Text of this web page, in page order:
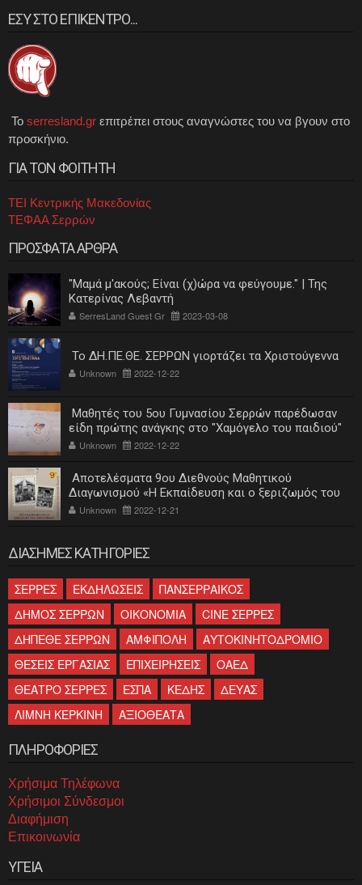
ΕΣΥ ΣΤΟ ΕΠΙΚΕΝΤΡΟ...
Το serresland.gr επιτρέπει στους αναγνώστες του να βγουν στο
προσκήνιο.
ΓΙΑ ΤΟΝ ΦΟΙΤΗΤΗ
ΤΕΙ Κεντρικής Μακεδονίας
ΤΕΦΑΑ Σερρών
ΠΡΟΣΦΑΤΑ ΑΡΘΡΑ
"Μαμά μ'ακούς; Είναι (χ)ώρα να φεύγουμε." | Της
Κατερίνας Λεβαντή
SerresLand Guest Gr 2023-03-08
Το ΔΗ.ΠΕ.ΘΕ. ΣΕΡΡΩΝ γιορτάζει τα Χριστούγεννα
Unknown 2022-12-22
Μαθητές του 5ου Γυμνασίου Σερρών παρέδωσαν
είδη πρώτης ανάγκης στο "Χαμόγελο του παιδιού"
Unknown 2022-12-22
Αποτελέσματα 9ου Διεθνούς Μαθητικού
Διαγωνισμού «Η Εκπαίδευση και ο ξεριζωμός του
ελληνισμού»
Unknown 2022-12-21
ΔΙΑΣΗΜΕΣ ΚΑΤΗΓΟΡΙΕΣ
ΣΕΡΡΕΣ ΕΚΔΗΛΩΣΕΙΣ
ΠΑΝΣΕΡΡΑΙΚΟΣ
ΔΗΜΟΣ ΣΕΡΡΩΝ
ΟΙΚΟΝΟΜΙΑ
CINE ΣΕΡΡΕΣ
ΔΗΠΕΘΕ ΣΕΡΡΩΝ
ΑΜΦΙΠΟΛΗ
ΑΥΤΟΚΙΝΗΤΟΔΡΟΜΙΟ
ΘΕΣΕΙΣ ΕΡΓΑΣΙΑΣ
ΕΠΙΧΕΙΡΗΣΕΙΣ
ΟΑΕΔ
ΘΕΑΤΡΟ ΣΕΡΡΕΣ
ΕΣΠΑ ΚΕΔΗΣ
ΔΕΥΑΣ
ΛΙΜΝΗ ΚΕΡΚΙΝΗ
ΑΞΙΟΘΕΑΤΑ
ΠΛΗΡΟΦΟΡΙΕΣ
Χρήσιμα Τηλέφωνα
Χρήσιμοι Σύνδεσμοι
Διαφήμιση
Επικοινωνία
ΥΓΕΙΑ